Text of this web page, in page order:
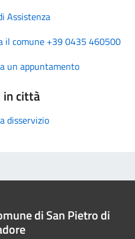
Assistenza
il comune +39 0435 460500
un appuntamento
in città
disservizio
di San Pietro di